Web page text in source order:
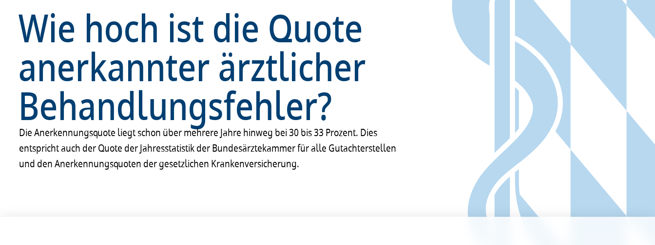
Wie hoch ist die Quote
anerkannter ärztlicher
Behandlungsfehler?
Die Anerkennungsquote liegt schon über mehrere Jahre hinweg bei 30 bis 33 Prozent. Dies
entspricht auch der Quote der Jahresstatistik der Bundesärztekammer für alle Gutachterstellen
und den Anerkennungsquoten der gesetzlichen Krankenversicherung.